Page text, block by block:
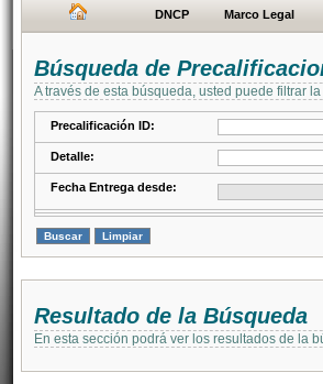
DNCP Marco Legal
Búsqueda de
A través de esta búsqueda, usted puede filtrar
Precalificación ID:
Detalle:
Fecha Entrega desde:
Resultado de la Búsqueda
En esta sección podrá ver los resultados de la